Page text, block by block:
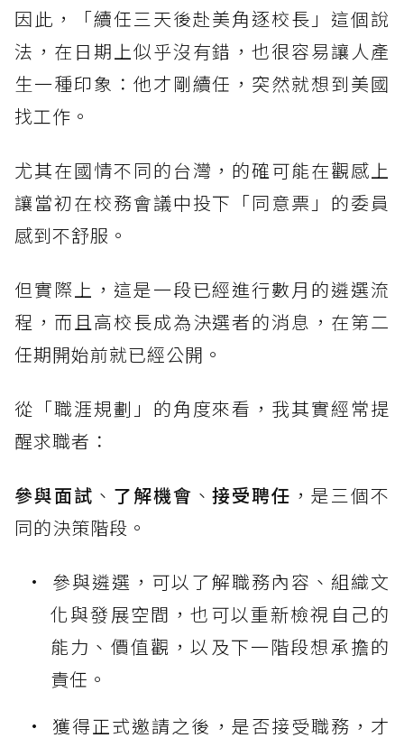
因此，「續任三天後赴美角逐校長」這個說
法，在日期上似乎沒有錯，也很容易讓人產
生一種印象：他才剛續任，突然就想到美國
找工作。
尤其在國情不同的台灣，的確可能在觀感上
讓當初在校務會議中投下「同意票」的委員
感到不舒服。
但實際上，這是一段已經進行數月的遴選流
程，而且高校長成為決選者的消息，在第二
任期開始前就已經公開。
從「職涯規劃」的角度來看，我其實經常提
醒求職者：
參與面試 、 了解機會 、接受聘任 ，是三個不
同的決策階段。
參與遴選，可以了解職務內容、組織文
化與發展空間，也可以重新檢視自己的
能力、價值觀，以及下一階段想承擔的
責任。
獲得正式邀請之後，是否接受職務，才